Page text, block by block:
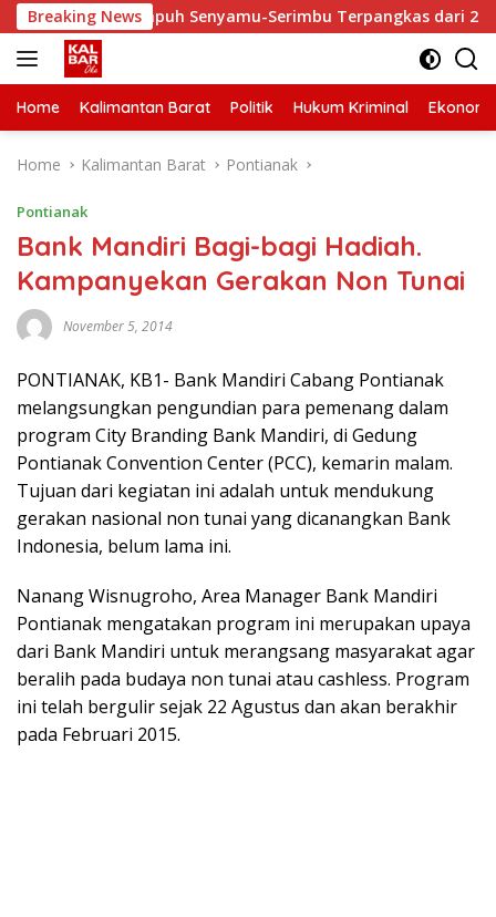
Skip
to
content
Breaking News
Tempuh Senyamu-Serimbu Terpangkas dari 2 Jam Jadi
Home Kalimantan Barat Politik Hukum Kriminal Ekonomi
Home Kalimantan Barat Pontianak
Pontianak
Bank Mandiri Bagi-bagi Hadiah.
Kampanyekan Gerakan Non Tunai
November 5, 2014
PONTIANAK, KB1- Bank Mandiri Cabang Pontianak
melangsungkan pengundian para pemenang dalam
program City Branding Bank Mandiri, di Gedung
Pontianak Convention Center (PCC), kemarin malam.
Tujuan dari kegiatan ini adalah untuk mendukung
gerakan nasional non tunai yang dicanangkan Bank
Indonesia, belum lama ini.
Nanang Wisnugroho, Area Manager Bank Mandiri
Pontianak mengatakan program ini merupakan upaya
dari Bank Mandiri untuk merangsang masyarakat agar
beralih pada budaya non tunai atau cashless. Program
ini telah bergulir sejak 22 Agustus dan akan berakhir
pada Februari 2015.